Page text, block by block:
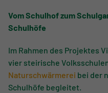
Vom Schulhof zum
Schulhöfe
Im Rahmen des Projektes
vier steirische
Naturschwärmerei bei der
Schulhöfe begleitet.